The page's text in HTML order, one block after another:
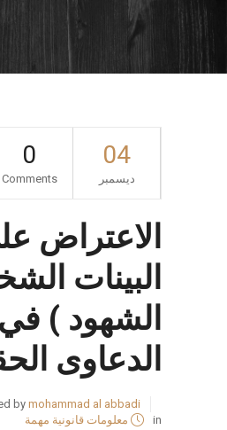
04
ديسمبر
0
Comments
الاعتراض
البينات
الشهود ) في
الدعاوى
bymohammad al abbadi
in
معلومات قانونية مهمة